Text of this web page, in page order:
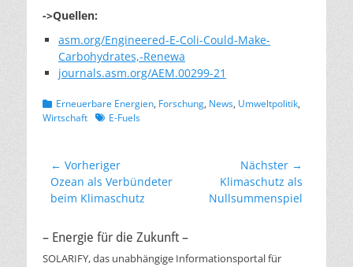
->Quellen:
asm.org/Engineered-E-Coli-Could-Make-
Carbohydrates,-Renewa
journals.asm.org/AEM.00299-21
Kategorien
Erneuerbare Energien, Forschung, News, Umweltpolitik,
Wirtschaft Schlagworte
E-Fuels
Beitragsnavigation
← Vorheriger
Vorheriger
Beitrag:
Ozean als Verbündeter
beim Klimaschutz
Nächster →
Nächster
Beitrag:
Klimaschutz als
Nullsummenspiel
– Energie für die Zukunft –
SOLARIFY, das unabhängige Informationsportal für